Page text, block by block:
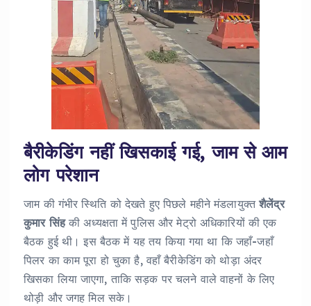
बैरीकेडिंग नहीं खिसकाई गई, जाम से आम
लोग परेशान
जाम की गंभीर स्थिति को देखते हुए पिछले महीने मंडलायुक्तशैलेंद्र
कुमार सिंहकी अध्यक्षता में पुलिस और मेट्रो अधिकारियों की एक
बैठक हुई थी। इस बैठक में यह तय किया गया था कि जहाँ-जहाँ
पिलर का काम पूरा हो चुका है, वहाँ बैरीकेडिंग को थोड़ा अंदर
खिसका लिया जाएगा, ताकि सड़क पर चलने वाले वाहनों के लिए
थोड़ी और जगह मिल सके।